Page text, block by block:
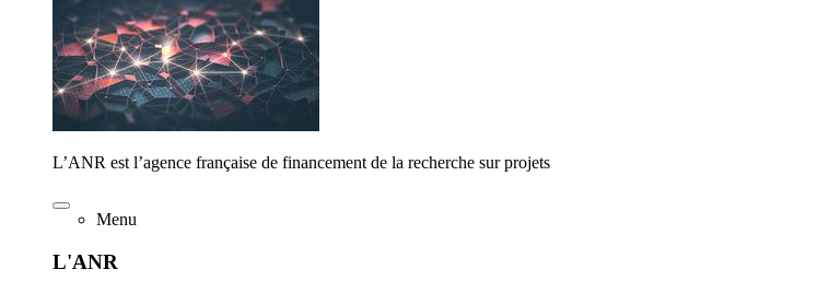
L’ANR est l’agence française de financement de la recherche sur projets
Menu
L'ANR